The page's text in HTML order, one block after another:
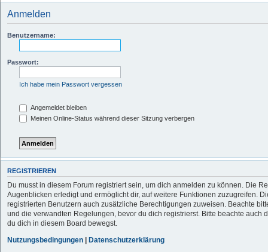
Anmelden
Benutzername:
Passwort:
Ich habe mein Passwort vergessen
Angemeldet bleiben
Meinen Online-Status während dieser Sitzung verbergen
REGISTRIEREN
Du musst in diesem Forum registriert sein, um dich anmelden zu können. Die
Augenblicken erledigt und ermöglicht dir, auf weitere Funktionen zuzugreifen.
registrierten Benutzern auch zusätzliche Berechtigungen zuweisen. Beachte
und die verwandten Regelungen, bevor du dich registrierst. Bitte beachte auch
du dich in diesem Board bewegst.
Nutzungsbedingungen | Datenschutzerklärung